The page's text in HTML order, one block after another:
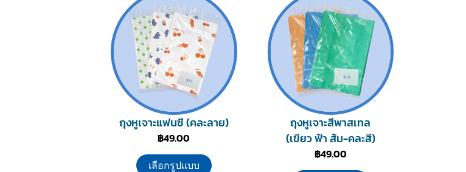
ถุงหูเจาะแฟนซี (คละลาย)
฿49.00
เลือกรูปแบบ
ถุงหูเจาะสีพาสเทล
(เขียว ฟ้า ส้ม-คละสี)
฿49.00